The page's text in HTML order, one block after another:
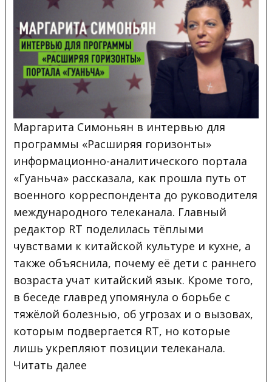
Маргарита Симоньян в интервью для
программы «Расширяя горизонты»
информационно-аналитического портала
«Гуаньча» рассказала, как прошла путь от
военного корреспондента до руководителя
международного телеканала. Главный
редактор RT поделилась тёплыми
чувствами к китайской культуре и кухне, а
также объяснила, почему её дети с раннего
возраста учат китайский язык. Кроме того,
в беседе главред упомянула о борьбе с
тяжёлой болезнью, об угрозах и о вызовах,
которым подвергается RT, но которые
лишь укрепляют позиции телеканала.
Читать далее